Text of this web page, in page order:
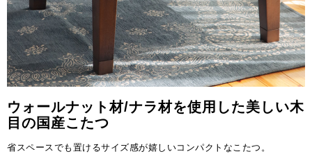
ウォールナット材/ナラ材を使用した美しい木
目の国産こたつ
省スペースでも置けるサイズ感が嬉しいコンパクトなこたつ。